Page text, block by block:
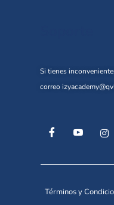
Si tienes
correo
Términos y